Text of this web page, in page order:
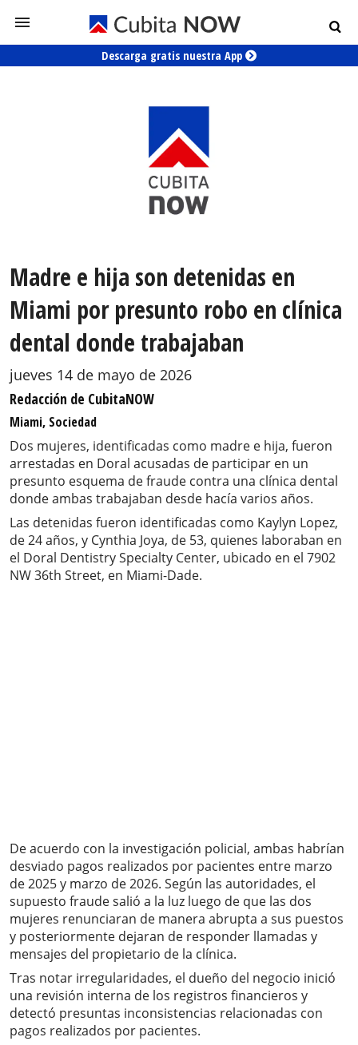
Descarga gratis nuestra App
Madre e hija son detenidas en
Miami por presunto robo en clínica
dental donde trabajaban
jueves 14 de mayo de 2026
Redacción de CubitaNOW
Miami, Sociedad
Dos mujeres, identificadas como madre e hija, fueron
arrestadas en Doral acusadas de participar en un
presunto esquema de fraude contra una clínica dental
donde ambas trabajaban desde hacía varios años.
Las detenidas fueron identificadas como Kaylyn Lopez,
de 24 años, y Cynthia Joya, de 53, quienes laboraban en
el Doral Dentistry Specialty Center, ubicado en el 7902
NW 36th Street, en Miami-Dade.
De acuerdo con la investigación policial, ambas habrían
desviado pagos realizados por pacientes entre marzo
de 2025 y marzo de 2026. Según las autoridades, el
supuesto fraude salió a la luz luego de que las dos
mujeres renunciaran de manera abrupta a sus puestos
y posteriormente dejaran de responder llamadas y
mensajes del propietario de la clínica.
Tras notar irregularidades, el dueño del negocio inició
una revisión interna de los registros financieros y
detectó presuntas inconsistencias relacionadas con
pagos realizados por pacientes.